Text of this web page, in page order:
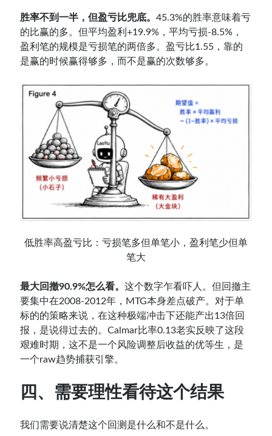
胜率不到一半，但盈亏比兜底。45.3%的胜率意味着亏
的比赢的多。但平均盈利+19.9%，平均亏损-8.5%，
盈利笔的规模是亏损笔的两倍多。盈亏比1.55，靠的
是赢的时候赢得够多，而不是赢的次数够多。
低胜率高盈亏比：亏损笔多但单笔小，盈利笔少但单
笔大
最大回撤90.9%怎么看。这个数字乍看吓人。但回撤主
要集中在2008-2012年，MTG本身差点破产。对于单
标的的策略来说，在这种极端冲击下还能产出13倍回
报，是说得过去的。Calmar比率0.13老实反映了这段
艰难时期，这不是一个风险调整后收益的优等生，是
一个raw趋势捕获引擎。
四、需要理性看待这个结果
我们需要说清楚这个回测是什么和不是什么。